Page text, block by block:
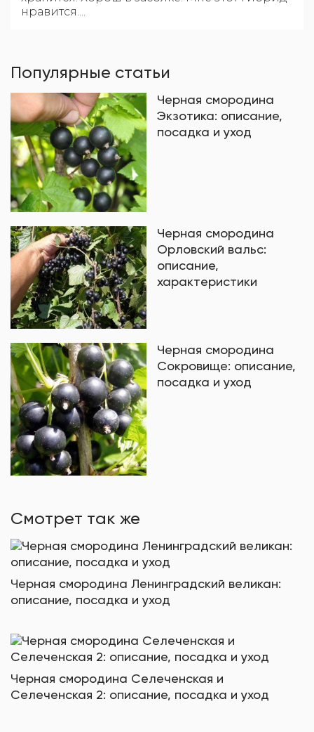
нравится....
Популярные статьи
Черная смородина
Экзотика: описание,
посадка и уход
Черная смородина
Орловский вальс:
описание,
характеристики
Черная смородина
Сокровище: описание,
посадка и уход
Смотрет так же
Черная смородина Ленинградский великан:
описание, посадка и уход
Черная смородина Селеченская и
Селеченская 2: описание, посадка и уход